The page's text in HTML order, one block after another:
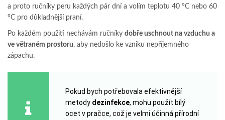
a proto ručníky peru každých pár dní a volím teplotu 40 °C nebo 60
°C pro důkladnější praní.
Po každém použití nechávám ručníky dobře uschnout na vzduchu a
ve větraném prostoru, aby nedošlo ke vzniku nepříjemného
zápachu.
Pokud bych potřebovala efektivnější
metody dezinfekce, mohu použít bílý
ocet v pračce, což je velmi účinná přírodní